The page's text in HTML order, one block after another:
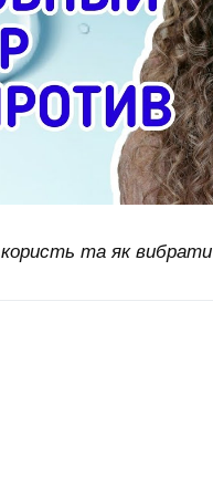
користь та як вибрати